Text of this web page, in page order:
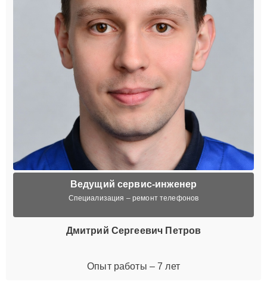
Ведущий сервис-инженер
Специализация – ремонт телефонов
Дмитрий Сергеевич Петров
Опыт работы – 7 лет